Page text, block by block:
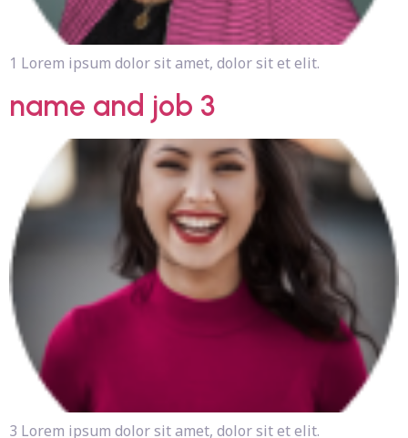
1 Lorem ipsum dolor sit amet, dolor sit et elit.
name and job 3
3 Lorem ipsum dolor sit amet, dolor sit et elit.